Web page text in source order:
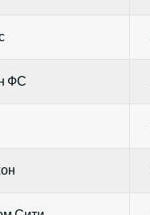
ФС